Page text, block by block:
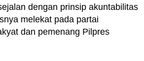
dengan prinsip akuntabilitas
melekat pada partai
dan pemenang Pilpres